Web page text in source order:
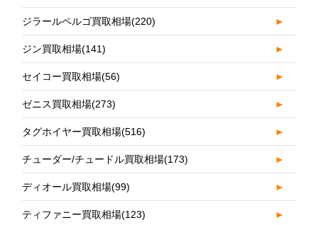
ジラールペルゴ買取相場(220) ►
ジン買取相場(141) ►
セイコー買取相場(56) ►
ゼニス買取相場(273) ►
タグホイヤー買取相場(516) ►
チューダー/チュードル買取相場(173) ►
ディオール買取相場(99) ►
ティファニー買取相場(123) ►